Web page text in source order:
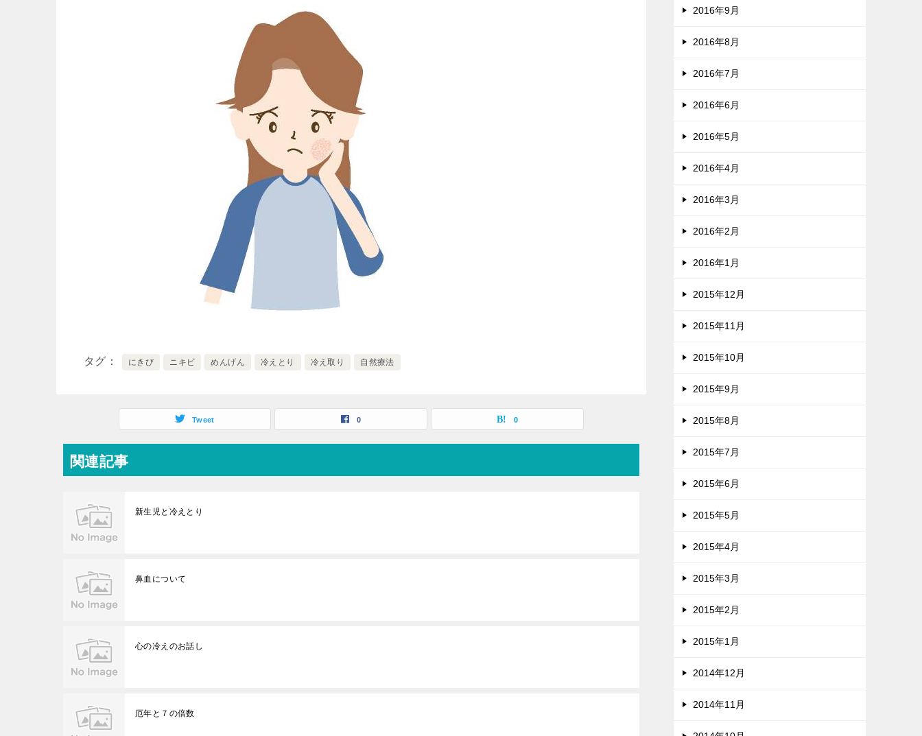
タグ にきび ニキビ めんげん 冷えとり 冷え取り 自然療法
Tweet 0 0
関連記事
新生児と冷えとり
鼻血について
心の冷えのお話し
厄年と７の倍数
2016年9月
2016年8月
2016年7月
2016年6月
2016年5月
2016年4月
2016年3月
2016年2月
2016年1月
2015年12月
2015年11月
2015年10月
2015年9月
2015年8月
2015年7月
2015年6月
2015年5月
2015年4月
2015年3月
2015年2月
2015年1月
2014年12月
2014年11月